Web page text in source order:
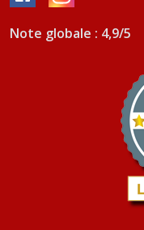
Note globale : 4,9/5